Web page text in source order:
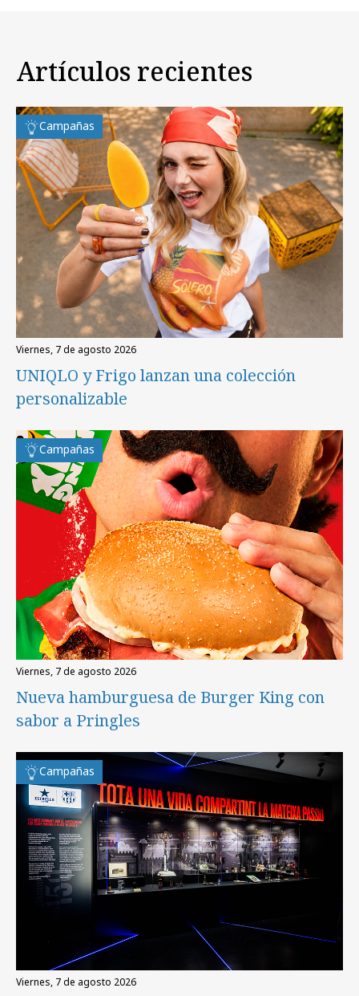
Artículos recientes
Campañas
viernes, 7 de agosto 2026
UNIQLO y Frigo lanzan una colección
personalizable
Campañas
viernes, 7 de agosto 2026
Nueva hamburguesa de Burger King con
sabor a Pringles
Campañas
viernes, 7 de agosto 2026